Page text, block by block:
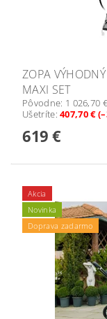
ZOPA
MAXI SET
Pôvodne: 1 026,70 €
Ušetríte:407,70 €
619 €
Akcia
Novinka
Doprava zadarmo